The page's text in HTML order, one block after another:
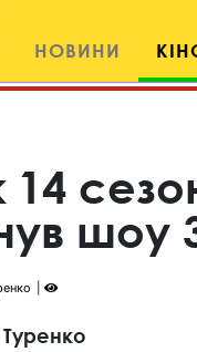
НОВИНИ
шоу